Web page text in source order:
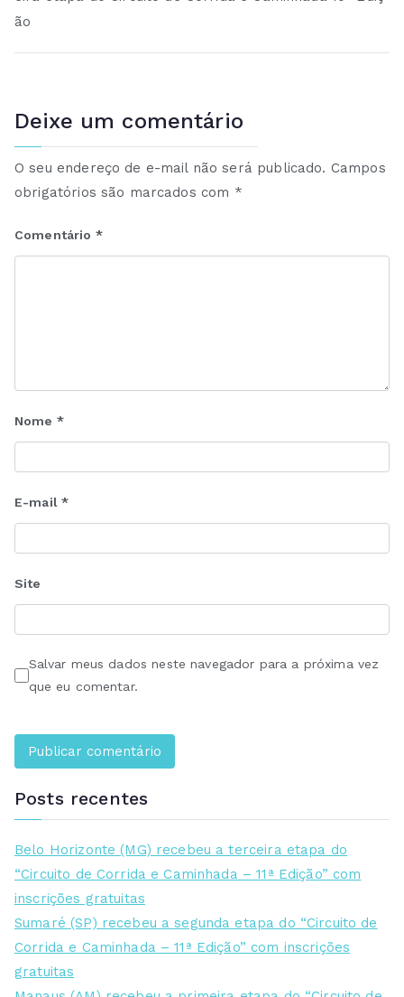
de
Post
ão
Deixe um comentário
O seu endereço de e-mail não será publicado. Campos
obrigatórios são marcados com *
Comentário *
Nome *
E-mail*
Site
Salvar meus dados neste navegador para a próxima vez
que eu comentar.
Posts recentes
Belo Horizonte (MG) recebeu a terceira etapa do
“Circuito de Corrida e Caminhada – 11ª Edição” com
inscrições gratuitas
Sumaré (SP) recebeu a segunda etapa do “Circuito de
Corrida e Caminhada – 11ª Edição” com inscrições
gratuitas